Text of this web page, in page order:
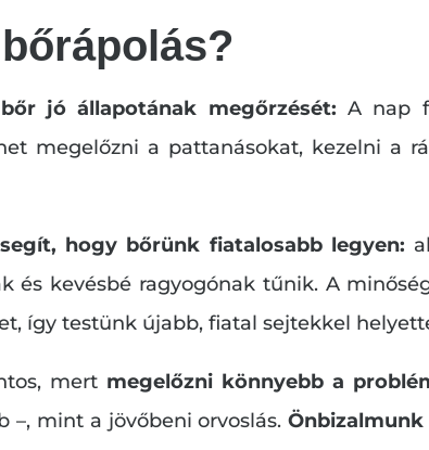
jó állapotának megőrzését:A nap
megelőzni a pattanásokat, kezelni a
hogy bőrünk fiatalosabb legyen:
és kevésbé ragyogónak tűnik. A
így testünk újabb, fiatal sejtekkel
mert megelőzni könnyebb a
–, mint a jövőbeni orvoslás.